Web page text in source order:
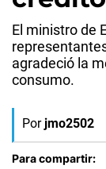
El ministro de
agradeció la
consumo.
Por jmo2502
Para compartir: